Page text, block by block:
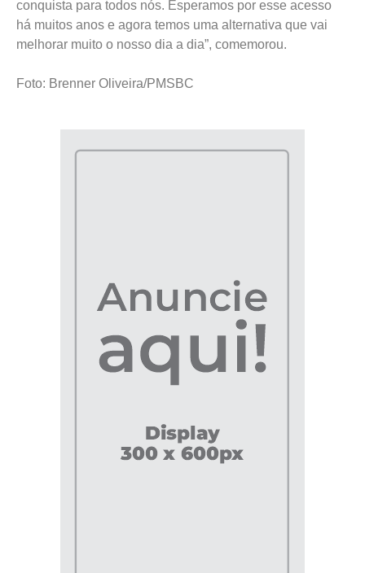
conquista para todos nós. Esperamos por esse acesso
há muitos anos e agora temos uma alternativa que vai
melhorar muito o nosso dia a dia”, comemorou.
Foto: Brenner Oliveira/PMSBC